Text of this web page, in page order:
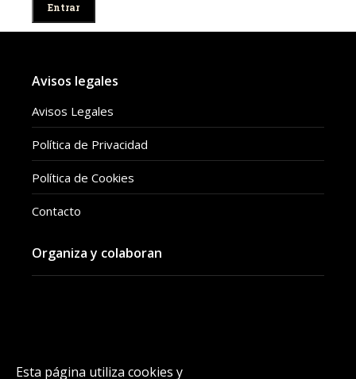
Avisos legales
Avisos Legales
Política de Privacidad
Política de Cookies
Contacto
Organiza y colaboran
Esta página utiliza cookies y